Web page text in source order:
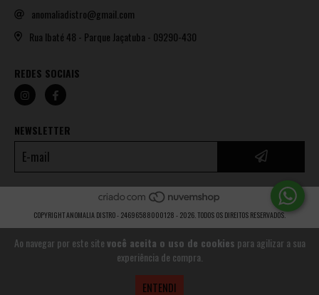
Ao navegar por este sitevocê aceita o uso de cookies para agilizar a sua
experiência de compra.
ENTENDI
anomaliadistro@gmail.com
Rua Ibaté 48 - Parque Jaçatuba - 09290-430
REDES SOCIAIS
NEWSLETTER
COPYRIGHT ANOMALIA DISTRO - 24696588000128 - 2026. TODOS OS DIREITOS RESERVADOS.